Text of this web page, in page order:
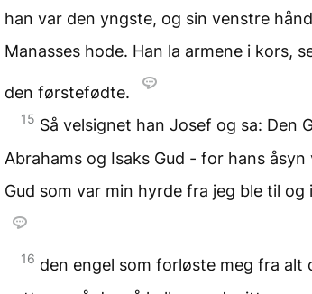
han var den yngste, og sin venstre
Manasses hode. Han la armene i kors,
den førstefødte.
15 Så velsignet han Josef og sa: Den
Abrahams og Isaks Gud - for hans
Gud som var min hyrde fra jeg ble til og
16 den engel som forløste meg fra alt